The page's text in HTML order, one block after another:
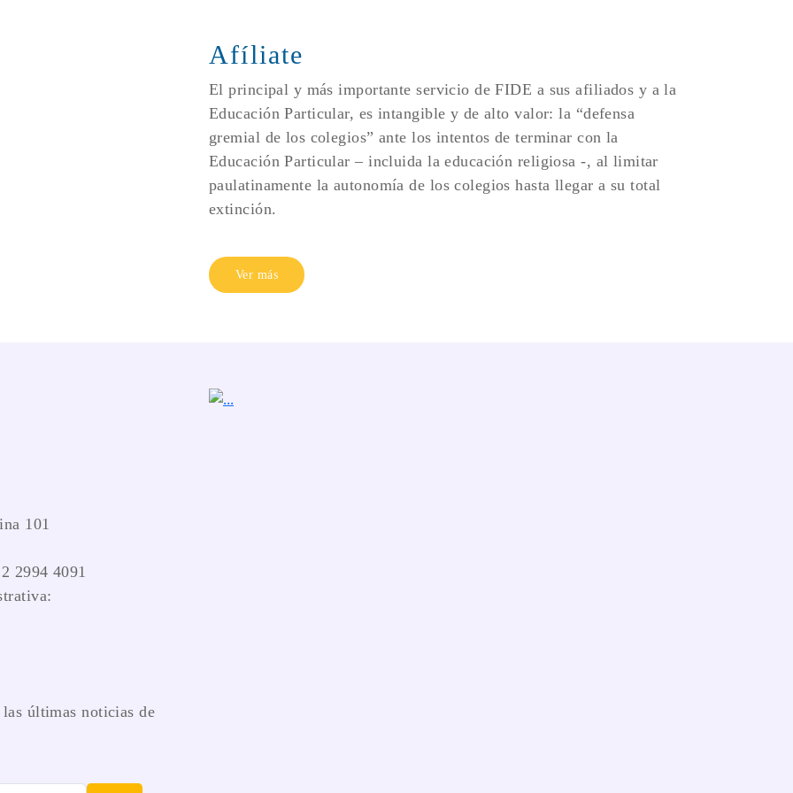
Afíliate
El principal y más importante servicio de FIDE a sus afiliados y a la
Educación Particular, es intangible y de alto valor: la “defensa
gremial de los colegios” ante los intentos de terminar con la
Educación Particular – incluida la educación religiosa -, al limitar
paulatinamente la autonomía de los colegios hasta llegar a su total
extinción.
Ver más
101
2994 4091
últimas noticias de